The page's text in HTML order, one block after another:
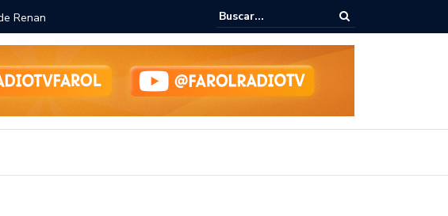
Renan Chico Filho vai disputar o mandato de deputado federal nas eleições 2026